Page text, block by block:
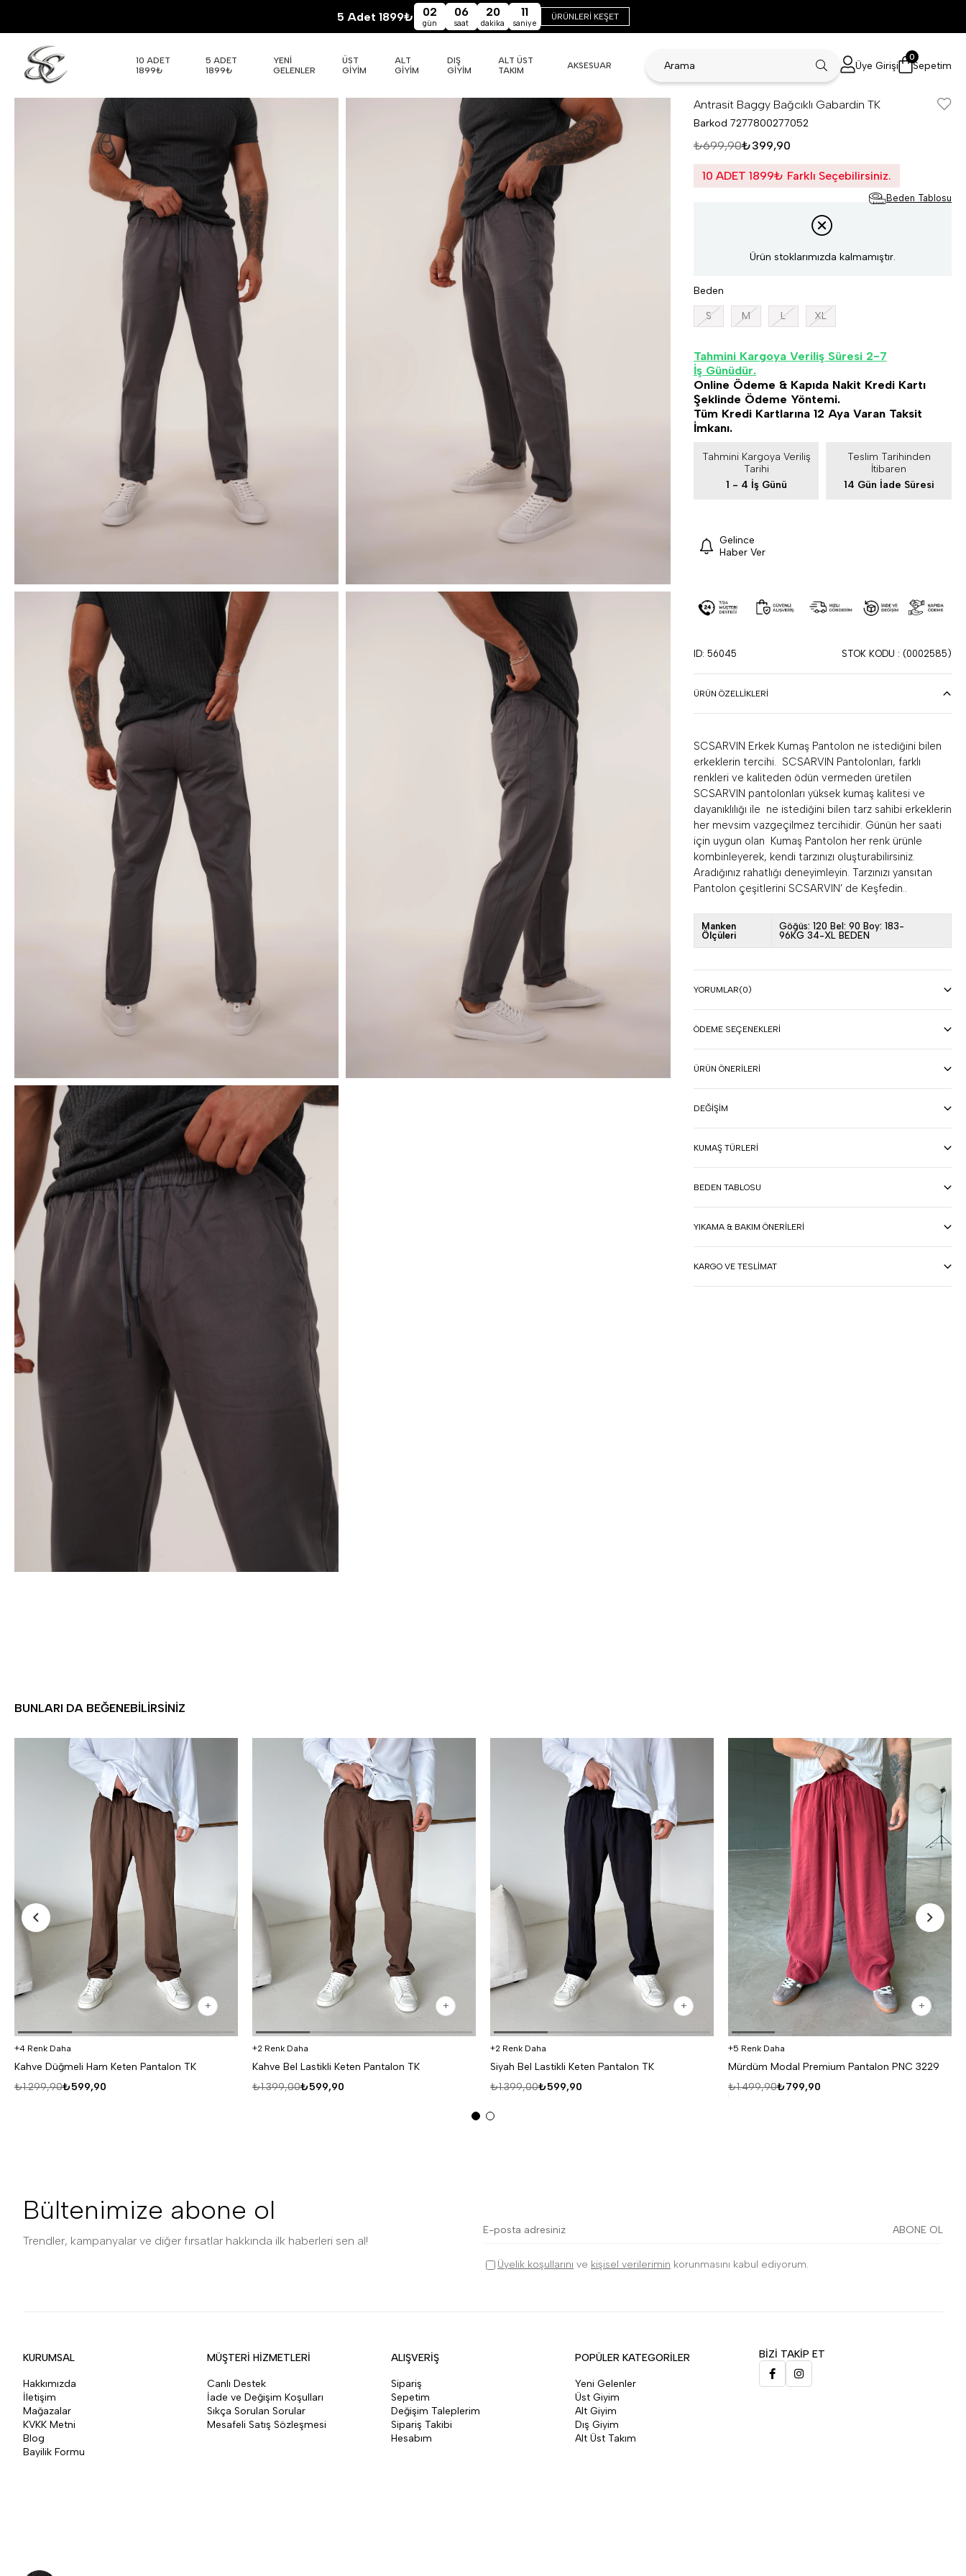
5 Adet 1899₺ 02
gün
06
saat
20
dakika
10
saniye
ÜRÜNLERİ KEŞET
10 ADET
1899₺
5 ADET
1899₺
YENİ
GELENLER
ÜST
GİYİM
ALT
GİYİM
DIŞ
GİYİM
ALT ÜST
TAKIM
AKSESUAR Üye Girişi Sepetim
0
Antrasit Baggy Bağcıklı Gabardin TK
Barkod 7277800277052
₺699,90₺399,90
10 ADET 1899₺ Farklı Seçebilirsiniz.
Beden Tablosu
Ürün stoklarımızda kalmamıştır.
Beden
S M L XL
Tahmini Kargoya Veriliş Süresi 2-7
İş Günüdür.
Online Ödeme & Kapıda Nakit Kredi Kartı
Şeklinde Ödeme Yöntemi.
Tüm Kredi Kartlarına 12 Aya Varan Taksit
İmkanı.
Tahmini Kargoya Veriliş
Tarihi
1 - 4 İş Günü
Teslim Tarihinden
İtibaren
14 Gün İade Süresi
Gelince
Haber Ver
ID: 56045 STOK KODU (0002585)
ÜRÜN ÖZELLIKLERI
SCSARVIN Erkek Kumaş Pantolon ne istediğini bilen
erkeklerin tercihi. SCSARVIN Pantolonları, farklı
renkleri ve kaliteden ödün vermeden üretilen
SCSARVIN pantolonları yüksek kumaş kalitesi ve
dayanıklılığı ile ne istediğini bilen tarz sahibi erkeklerin
her mevsim vazgeçilmez tercihidir. Günün her saati
için uygun olan Kumaş Pantolon her renk ürünle
kombinleyerek, kendi tarzınızı oluşturabilirsiniz.
Aradığınız rahatlığı deneyimleyin. Tarzınızı yansıtan
Pantolon çeşitlerini SCSARVIN’ de Keşfedin..
Manken
Ölçüleri
Göğüs: 120 Bel: 90 Boy: 183-
96KG 34-XL BEDEN
YORUMLAR(0)
ÖDEME SEÇENEKLERI
ÜRÜN ÖNERILERI
DEĞIŞIM
KUMAŞ TÜRLERI
BEDEN TABLOSU
YIKAMA & BAKIM ÖNERILERI
KARGO VE TESLIMAT
BUNLARI DA BEĞENEBILIRSINIZ
4 Renk Daha
Kahve Düğmeli Ham Keten Pantalon TK
₺599,90
₺1.299,90
2 Renk Daha
Kahve Bel Lastikli Keten Pantalon TK
₺599,90
₺1.399,00
2 Renk Daha
Siyah Bel Lastikli Keten Pantalon TK
₺599,90
₺1.399,00
5 Renk Daha
Mürdüm Modal Premium Pantalon PNC 3229
₺799,90
₺1.499,90
Bültenimize abone ol
Trendler, kampanyalar ve diğer fırsatlar hakkında ilk haberleri sen al!
ABONE OL
Üyelik koşullarını ve kişisel verilerimin korunmasını kabul ediyorum.
KURUMSAL
Hakkımızda
İletişim
Mağazalar
KVKK Metni
Blog
Bayilik Formu
MÜŞTERİ HİZMETLERİ
Canlı Destek
İade ve Değişim Koşulları
Sıkça Sorulan Sorular
Mesafeli Satış Sözleşmesi
ALIŞVERİŞ
Sipariş
Sepetim
Değişim Taleplerim
Sipariş Takibi
Hesabım
POPÜLER KATEGORİLER
Yeni Gelenler
Üst Giyim
Alt Giyim
Dış Giyim
Alt Üst Takım
BİZİ TAKİP ET